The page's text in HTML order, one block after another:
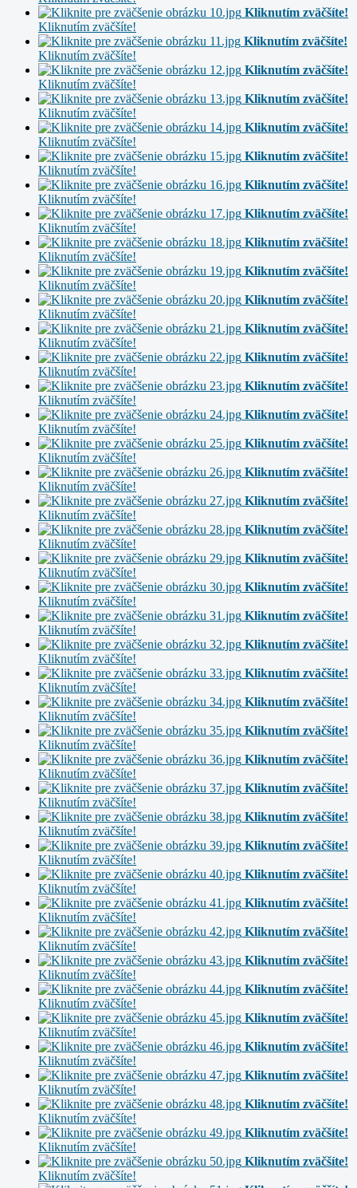
Kliknutím zväčšíte!
Kliknutím zväčšíte!
Kliknutím zväčšíte!
Kliknutím zväčšíte!
Kliknutím zväčšíte!
Kliknutím zväčšíte!
Kliknutím zväčšíte!
Kliknutím zväčšíte!
Kliknutím zväčšíte!
Kliknutím zväčšíte!
Kliknutím zväčšíte!
Kliknutím zväčšíte!
Kliknutím zväčšíte!
Kliknutím zväčšíte!
Kliknutím zväčšíte!
Kliknutím zväčšíte!
Kliknutím zväčšíte!
Kliknutím zväčšíte!
Kliknutím zväčšíte!
Kliknutím zväčšíte!
Kliknutím zväčšíte!
Kliknutím zväčšíte!
Kliknutím zväčšíte!
Kliknutím zväčšíte!
Kliknutím zväčšíte!
Kliknutím zväčšíte!
Kliknutím zväčšíte!
Kliknutím zväčšíte!
Kliknutím zväčšíte!
Kliknutím zväčšíte!
Kliknutím zväčšíte!
Kliknutím zväčšíte!
Kliknutím zväčšíte!
Kliknutím zväčšíte!
Kliknutím zväčšíte!
Kliknutím zväčšíte!
Kliknutím zväčšíte!
Kliknutím zväčšíte!
Kliknutím zväčšíte!
Kliknutím zväčšíte!
Kliknutím zväčšíte!
Kliknutím zväčšíte!
Kliknutím zväčšíte!
Kliknutím zväčšíte!
Kliknutím zväčšíte!
Kliknutím zväčšíte!
Kliknutím zväčšíte!
Kliknutím zväčšíte!
Kliknutím zväčšíte!
Kliknutím zväčšíte!
Kliknutím zväčšíte!
Kliknutím zväčšíte!
Kliknutím zväčšíte!
Kliknutím zväčšíte!
Kliknutím zväčšíte!
Kliknutím zväčšíte!
Kliknutím zväčšíte!
Kliknutím zväčšíte!
Kliknutím zväčšíte!
Kliknutím zväčšíte!
Kliknutím zväčšíte!
Kliknutím zväčšíte!
Kliknutím zväčšíte!
Kliknutím zväčšíte!
Kliknutím zväčšíte!
Kliknutím zväčšíte!
Kliknutím zväčšíte!
Kliknutím zväčšíte!
Kliknutím zväčšíte!
Kliknutím zväčšíte!
Kliknutím zväčšíte!
Kliknutím zväčšíte!
Kliknutím zväčšíte!
Kliknutím zväčšíte!
Kliknutím zväčšíte!
Kliknutím zväčšíte!
Kliknutím zväčšíte!
Kliknutím zväčšíte!
Kliknutím zväčšíte!
Kliknutím zväčšíte!
Kliknutím zväčšíte!
Kliknutím zväčšíte!